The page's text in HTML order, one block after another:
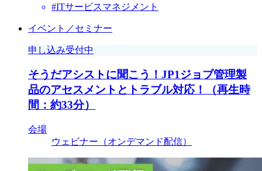
#ITサービスマネジメント
イベント／セミナー
申し込み受付中
そうだアシストに聞こう！JP1ジョブ管理製
品のアセスメントとトラブル対応！（再生時
間：約33分）
会場
ウェビナー（オンデマンド配信）